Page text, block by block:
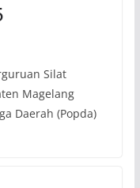
Silat
Magelang
Daerah (Popda)